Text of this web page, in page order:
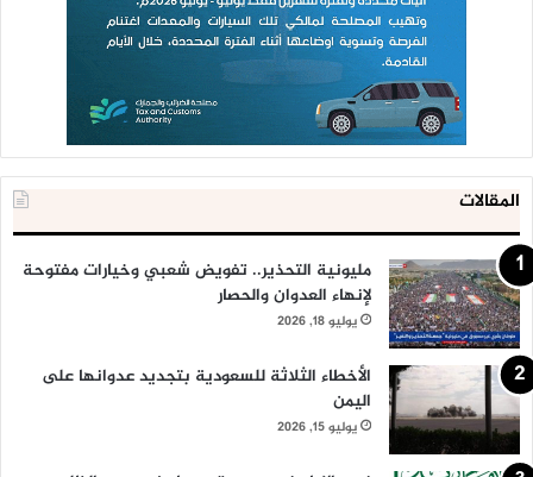
المقالات
مليونية التحذير.. تفويض شعبي وخيارات مفتوحة
لإنهاء العدوان والحصار
يوليو 18, 2026
الأخطاء الثلاثة للسعودية بتجديد عدوانها على
اليمن
يوليو 15, 2026